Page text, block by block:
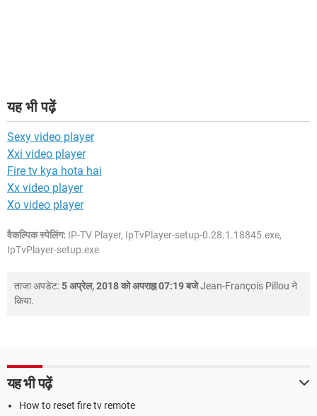
यह भी पढ़ें
Sexy video player
Xxi video player
Fire tv kya hota hai
Xx video player
Xo video player
वैकल्पिक स्पेलिंग: IP-TV Player, IpTvPlayer-setup-0.28.1.18845.exe,
IpTvPlayer-setup.exe
ताजा अपडेट:5 अप्रेल, 2018 को अपराह्न 07:19 बजेJean-François Pillou ने
किया.
यह भी पढ़ें
How to reset fire tv remote